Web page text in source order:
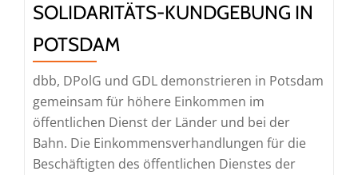
SOLIDARITÄTS-KUNDGEBUNG IN
POTSDAM
dbb, DPolG und GDL demonstrieren in Potsdam
gemeinsam für höhere Einkommen im
öffentlichen Dienst der Länder und bei der
Bahn. Die Einkommensverhandlungen für die
Beschäftigten des öffentlichen Dienstes der